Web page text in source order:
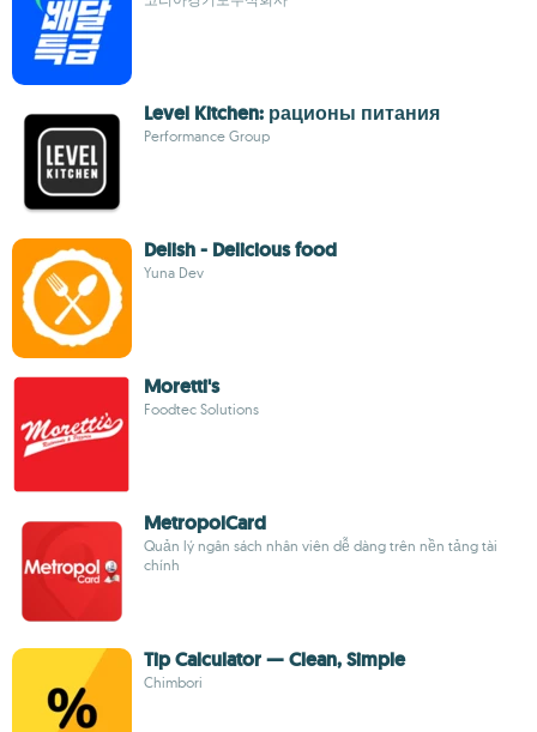
Level Kitchen: рационы питания
Performance Group
Delish - Delicious food
Yuna Dev
Moretti's
Foodtec Solutions
MetropolCard
Quản lý ngân sách nhân viên dễ dàng trên nền tảng tài
chính
Tip Calculator — Clean, Simple
Chimbori